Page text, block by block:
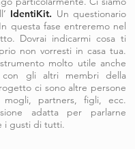
IdentiKit. Un questionario
questa fase entreremo nel
Dovrai indicarmi cosa ti
non vorresti in casa tua.
molto utile anche
con gli altri membri della
ci sono altre persone
mogli, partners, figli, ecc.
adatta per parlarne
i gusti di tutti.